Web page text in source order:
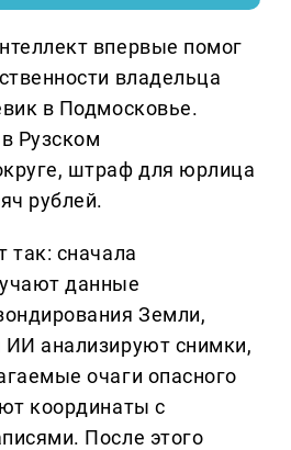
впервые помог
владельца
в Подмосковье.
Рузском
штраф для юрлица
рублей.
так: сначала
данные
Земли,
анализируют снимки,
очаги опасного
координаты с
После этого